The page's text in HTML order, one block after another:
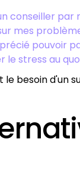
conseiller
mes
pouvoir
stress au
besoin d'un